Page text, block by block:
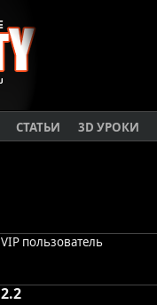
СТАТЬИ 3D УРОКИ
VIP пользователь
2.2